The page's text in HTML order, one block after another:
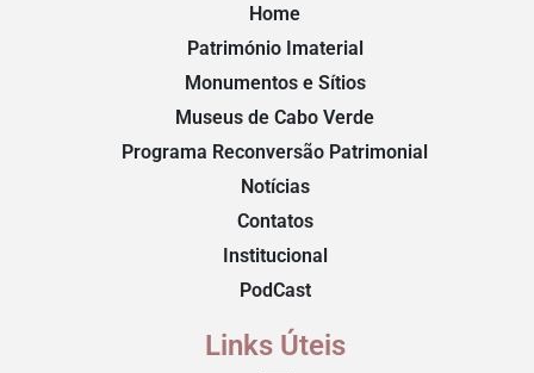
Home
Património Imaterial
Monumentos e Sítios
Museus de Cabo Verde
Programa Reconversão Patrimonial
Notícias
Contatos
Institucional
PodCast
Links Úteis